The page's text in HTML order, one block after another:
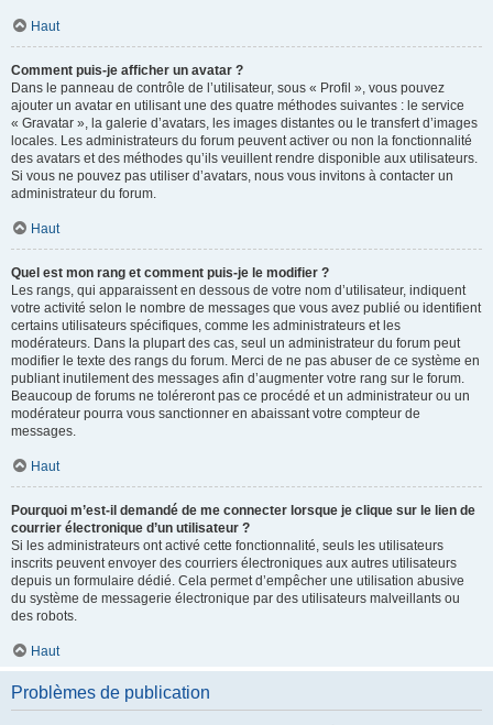
Haut
Comment puis-je afficher un avatar ?
Dans le panneau de contrôle de l’utilisateur, sous « Profil », vous pouvez
ajouter un avatar en utilisant une des quatre méthodes suivantes : le service
« Gravatar », la galerie d’avatars, les images distantes ou le transfert d’images
locales. Les administrateurs du forum peuvent activer ou non la fonctionnalité
des avatars et des méthodes qu’ils veuillent rendre disponible aux utilisateurs.
Si vous ne pouvez pas utiliser d’avatars, nous vous invitons à contacter un
administrateur du forum.
Haut
Quel est mon rang et comment puis-je le modifier ?
Les rangs, qui apparaissent en dessous de votre nom d’utilisateur, indiquent
votre activité selon le nombre de messages que vous avez publié ou identifient
certains utilisateurs spécifiques, comme les administrateurs et les
modérateurs. Dans la plupart des cas, seul un administrateur du forum peut
modifier le texte des rangs du forum. Merci de ne pas abuser de ce système en
publiant inutilement des messages afin d’augmenter votre rang sur le forum.
Beaucoup de forums ne toléreront pas ce procédé et un administrateur ou un
modérateur pourra vous sanctionner en abaissant votre compteur de
messages.
Haut
Pourquoi m’est-il demandé de me connecter lorsque je clique sur le lien de
courrier électronique d’un utilisateur ?
Si les administrateurs ont activé cette fonctionnalité, seuls les utilisateurs
inscrits peuvent envoyer des courriers électroniques aux autres utilisateurs
depuis un formulaire dédié. Cela permet d’empêcher une utilisation abusive
du système de messagerie électronique par des utilisateurs malveillants ou
des robots.
Haut
Problèmes de publication